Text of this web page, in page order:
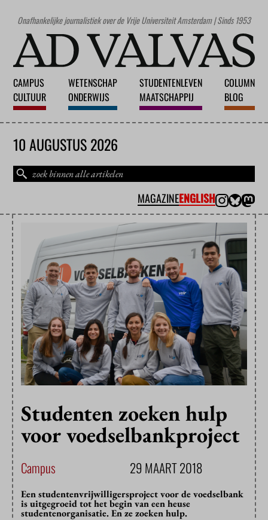
Onafhankelijke journalistiek over de Vrije Universiteit Amsterdam | Sinds 1953
CAMPUS
CULTUUR
WETENSCHAP
ONDERWIJS
STUDENTENLEVEN
MAATSCHAPPIJ
COLUMN
BLOG
10 AUGUSTUS 2026
MAGAZINEENGLISH
Studenten zoeken hulp
voor voedselbankproject
Campus 29 MAART 2018
Een studentenvrijwilligersproject voor de voedselbank
is uitgegroeid tot het begin van een heuse
studentenorganisatie. En ze zoeken hulp.